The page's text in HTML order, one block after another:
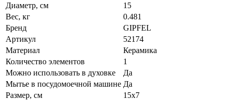
Диаметр, см
15
Вес, кг
0.481
Бренд
GIPFEL
Артикул
52174
Материал
Керамика
Количество элементов
1
Можно использовать в духовке
Да
Мытье в посудомоечной машине Да
Размер, см
15x7